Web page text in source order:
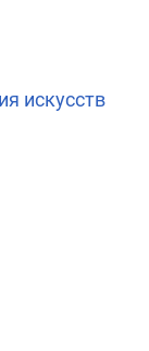
искусств